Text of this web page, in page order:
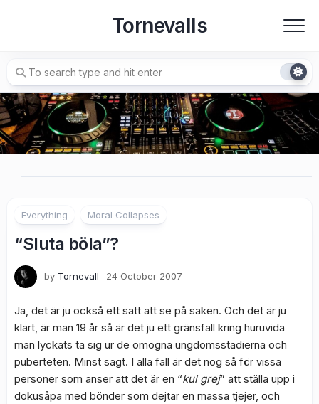
Tornevalls
Everything Moral Collapses
“Sluta böla”?
by Tornevall 24 October 2007
Ja, det är ju också ett sätt att se på saken. Och det är ju
klart, är man 19 år så är det ju ett gränsfall kring huruvida
man lyckats ta sig ur de omogna ungdomsstadierna och
puberteten. Minst sagt. I alla fall är det nog så för vissa
personer som anser att det är en “kul grej” att ställa upp i
dokusåpa med bönder som dejtar en massa tjejer, och